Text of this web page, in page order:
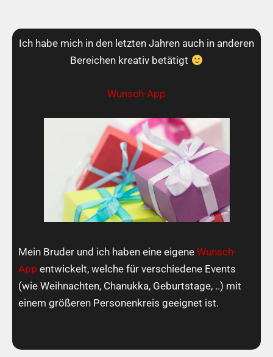
Ich habe mich in den letzten Jahren auch in anderen
Bereichen kreativ betätigt
Wunsch-App
Mein Bruder und ich haben eine eigene Wunsch-
App entwickelt, welche für verschiedene Events
(wie Weihnachten, Chanukka, Geburtstage, ..) mit
einem größeren Personenkreis geeignet ist.